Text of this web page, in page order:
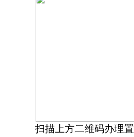
扫描上方二维码办理